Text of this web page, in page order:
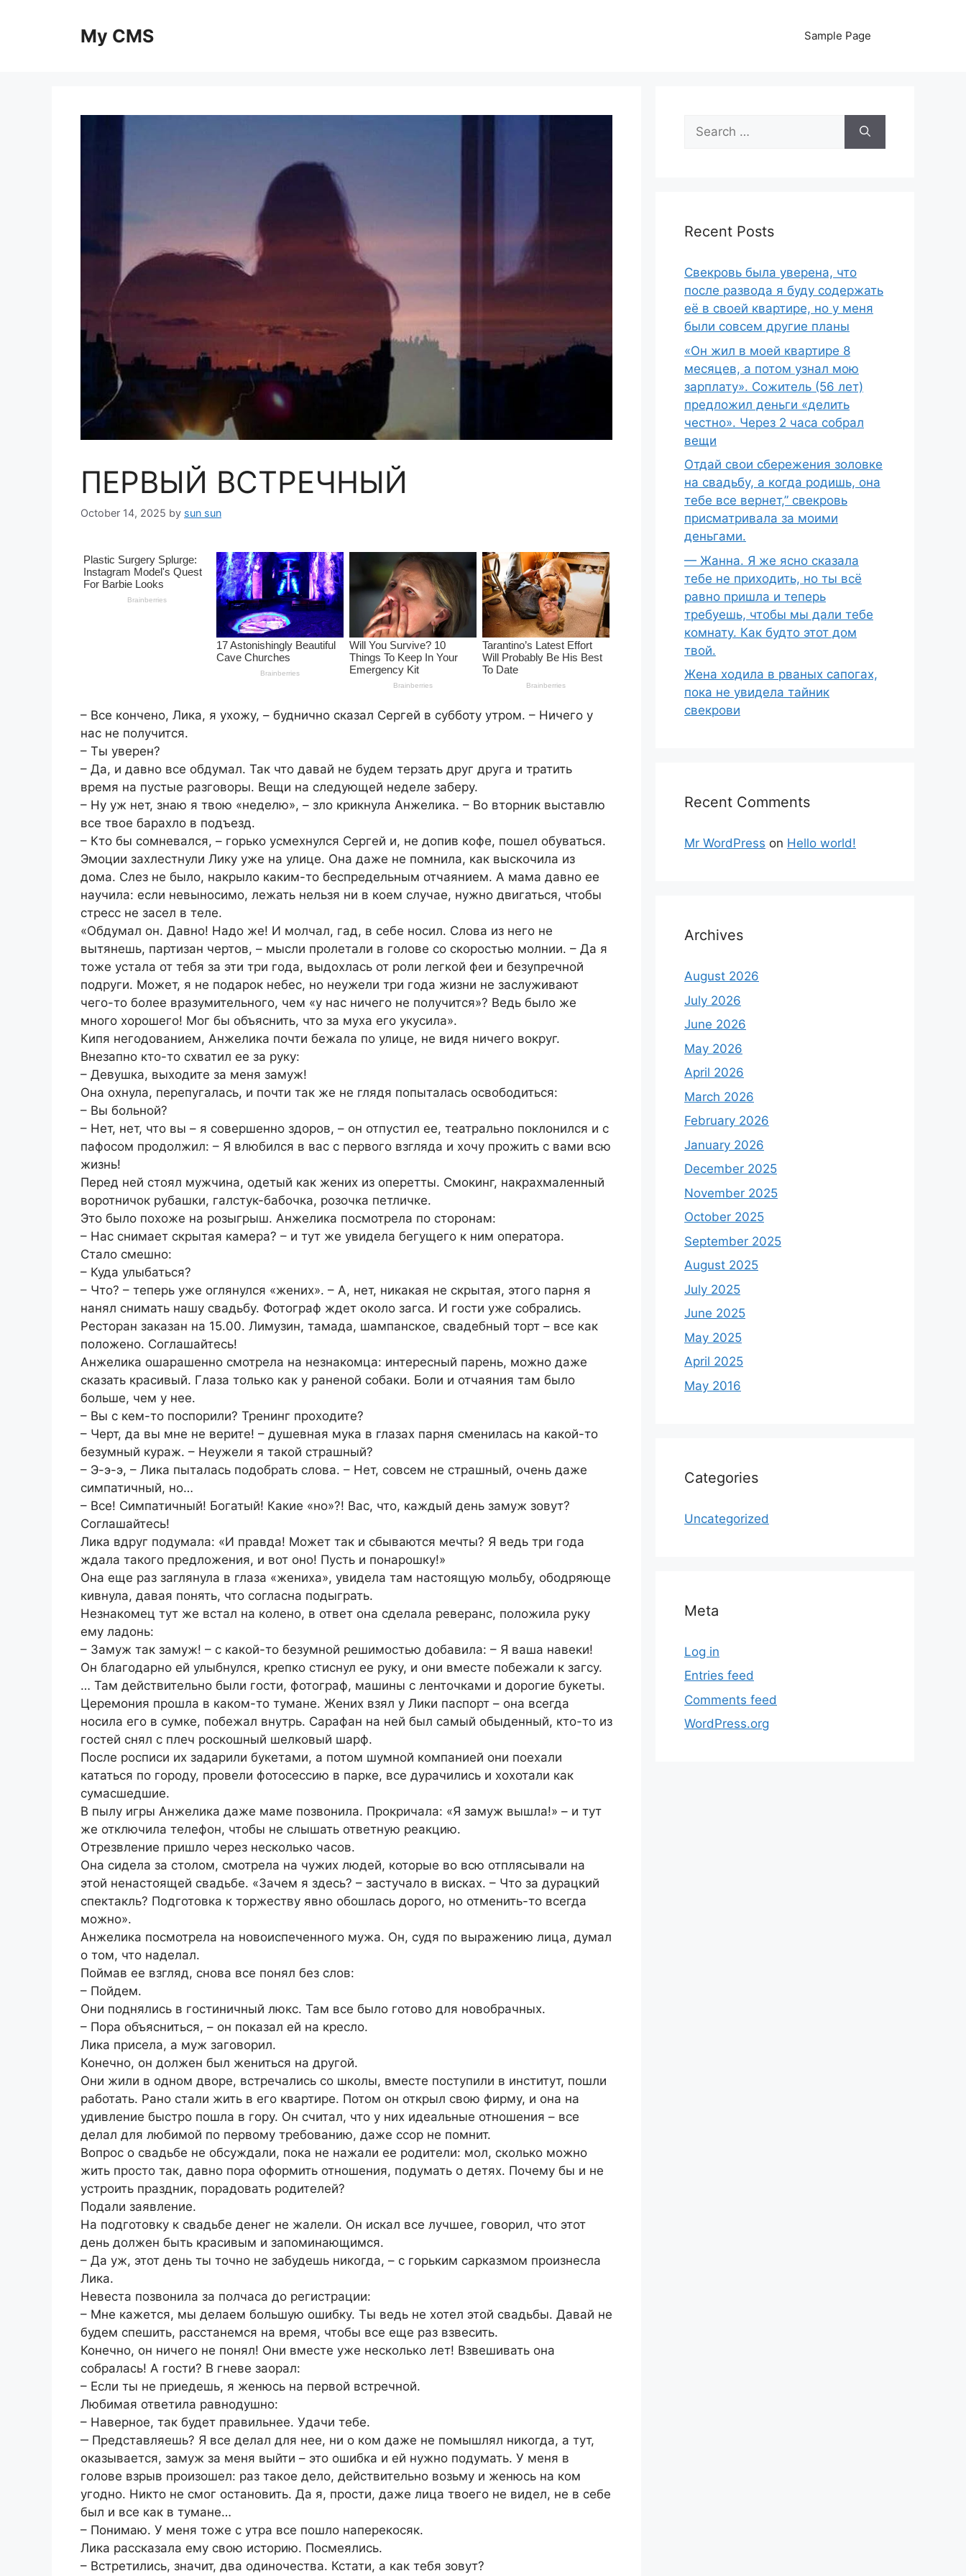
My CMS Sample Page
ПЕРВЫЙ ВСТРЕЧНЫЙ
October 14, 2025 by sun sun
– Все кончено, Лика, я ухожу, – буднично сказал Сергей в субботу утром. – Ничего у
нас не получится.
– Ты уверен?
– Да, и давно все обдумал. Так что давай не будем терзать друг друга и тратить
время на пустые разговоры. Вещи на следующей неделе заберу.
– Ну уж нет, знаю я твою «неделю», – зло крикнула Анжелика. – Во вторник выставлю
все твое барахло в подъезд.
– Кто бы сомневался, – горько усмехнулся Сергей и, не допив кофе, пошел обуваться.
Эмоции захлестнули Лику уже на улице. Она даже не помнила, как выскочила из
дома. Слез не было, накрыло каким-то беспредельным отчаянием. А мама давно ее
научила: если невыносимо, лежать нельзя ни в коем случае, нужно двигаться, чтобы
стресс не засел в теле.
«Обдумал он. Давно! Надо же! И молчал, гад, в себе носил. Слова из него не
вытянешь, партизан чертов, – мысли пролетали в голове со скоростью молнии. – Да я
тоже устала от тебя за эти три года, выдохлась от роли легкой феи и безупречной
подруги. Может, я не подарок небес, но неужели три года жизни не заслуживают
чего-то более вразумительного, чем «у нас ничего не получится»? Ведь было же
много хорошего! Мог бы объяснить, что за муха его укусила».
Кипя негодованием, Анжелика почти бежала по улице, не видя ничего вокруг.
Внезапно кто-то схватил ее за руку:
– Девушка, выходите за меня замуж!
Она охнула, перепугалась, и почти так же не глядя попыталась освободиться:
– Вы больной?
– Нет, нет, что вы – я совершенно здоров, – он отпустил ее, театрально поклонился и с
пафосом продолжил: – Я влюбился в вас с первого взгляда и хочу прожить с вами всю
жизнь!
Перед ней стоял мужчина, одетый как жених из оперетты. Смокинг, накрахмаленный
воротничок рубашки, галстук-бабочка, розочка петличке.
Это было похоже на розыгрыш. Анжелика посмотрела по сторонам:
– Нас снимает скрытая камера? – и тут же увидела бегущего к ним оператора.
Стало смешно:
– Куда улыбаться?
– Что? – теперь уже оглянулся «жених». – А, нет, никакая не скрытая, этого парня я
нанял снимать нашу свадьбу. Фотограф ждет около загса. И гости уже собрались.
Ресторан заказан на 15.00. Лимузин, тамада, шампанское, свадебный торт – все как
положено. Соглашайтесь!
Анжелика ошарашенно смотрела на незнакомца: интересный парень, можно даже
сказать красивый. Глаза только как у раненой собаки. Боли и отчаяния там было
больше, чем у нее.
– Вы с кем-то поспорили? Тренинг проходите?
– Черт, да вы мне не верите! – душевная мука в глазах парня сменилась на какой-то
безумный кураж. – Неужели я такой страшный?
– Э-э-э, – Лика пыталась подобрать слова. – Нет, совсем не страшный, очень даже
симпатичный, но…
– Все! Симпатичный! Богатый! Какие «но»?! Вас, что, каждый день замуж зовут?
Соглашайтесь!
Лика вдруг подумала: «И правда! Может так и сбываются мечты? Я ведь три года
ждала такого предложения, и вот оно! Пусть и понарошку!»
Она еще раз заглянула в глаза «жениха», увидела там настоящую мольбу, ободряюще
кивнула, давая понять, что согласна подыграть.
Незнакомец тут же встал на колено, в ответ она сделала реверанс, положила руку
ему ладонь:
– Замуж так замуж! – с какой-то безумной решимостью добавила: – Я ваша навеки!
Он благодарно ей улыбнулся, крепко стиснул ее руку, и они вместе побежали к загсу.
… Там действительно были гости, фотограф, машины с ленточками и дорогие букеты.
Церемония прошла в каком-то тумане. Жених взял у Лики паспорт – она всегда
носила его в сумке, побежал внутрь. Сарафан на ней был самый обыденный, кто-то из
гостей снял с плеч роскошный шелковый шарф.
После росписи их задарили букетами, а потом шумной компанией они поехали
кататься по городу, провели фотосессию в парке, все дурачились и хохотали как
сумасшедшие.
В пылу игры Анжелика даже маме позвонила. Прокричала: «Я замуж вышла!» – и тут
же отключила телефон, чтобы не слышать ответную реакцию.
Отрезвление пришло через несколько часов.
Она сидела за столом, смотрела на чужих людей, которые во всю отплясывали на
этой ненастоящей свадьбе. «Зачем я здесь? – застучало в висках. – Что за дурацкий
спектакль? Подготовка к торжеству явно обошлась дорого, но отменить-то всегда
можно».
Анжелика посмотрела на новоиспеченного мужа. Он, судя по выражению лица, думал
о том, что наделал.
Поймав ее взгляд, снова все понял без слов:
– Пойдем.
Они поднялись в гостиничный люкс. Там все было готово для новобрачных.
– Пора объясниться, – он показал ей на кресло.
Лика присела, а муж заговорил.
Конечно, он должен был жениться на другой.
Они жили в одном дворе, встречались со школы, вместе поступили в институт, пошли
работать. Рано стали жить в его квартире. Потом он открыл свою фирму, и она на
удивление быстро пошла в гору. Он считал, что у них идеальные отношения – все
делал для любимой по первому требованию, даже ссор не помнит.
Вопрос о свадьбе не обсуждали, пока не нажали ее родители: мол, сколько можно
жить просто так, давно пора оформить отношения, подумать о детях. Почему бы и не
устроить праздник, порадовать родителей?
Подали заявление.
На подготовку к свадьбе денег не жалели. Он искал все лучшее, говорил, что этот
день должен быть красивым и запоминающимся.
– Да уж, этот день ты точно не забудешь никогда, – с горьким сарказмом произнесла
Лика.
Невеста позвонила за полчаса до регистрации:
– Мне кажется, мы делаем большую ошибку. Ты ведь не хотел этой свадьбы. Давай не
будем спешить, расстанемся на время, чтобы все еще раз взвесить.
Конечно, он ничего не понял! Они вместе уже несколько лет! Взвешивать она
собралась! А гости? В гневе заорал:
– Если ты не приедешь, я женюсь на первой встречной.
Любимая ответила равнодушно:
– Наверное, так будет правильнее. Удачи тебе.
‒ Представляешь? Я все делал для нее, ни о ком даже не помышлял никогда, а тут,
оказывается, замуж за меня выйти – это ошибка и ей нужно подумать. У меня в
голове взрыв произошел: раз такое дело, действительно возьму и женюсь на ком
угодно. Никто не смог остановить. Да я, прости, даже лица твоего не видел, не в себе
был и все как в тумане…
– Понимаю. У меня тоже с утра все пошло наперекосяк.
Лика рассказала ему свою историю. Посмеялись.
– Встретились, значит, два одиночества. Кстати, а как тебя зовут?
Search
for:
Recent Posts
Свекровь была уверена, что
после развода я буду содержать
её в своей квартире, но у меня
были совсем другие планы
«Он жил в моей квартире 8
месяцев, а потом узнал мою
зарплату». Сожитель (56 лет)
предложил деньги «делить
честно». Через 2 часа собрал
вещи
Отдай свои сбережения золовке
на свадьбу, а когда родишь, она
тебе все вернет,” свекровь
присматривала за моими
деньгами.
— Жанна. Я же ясно сказала
тебе не приходить, но ты всё
равно пришла и теперь
требуешь, чтобы мы дали тебе
комнату. Как будто этот дом
твой.
Жена ходила в рваных сапогах,
пока не увидела тайник
свекрови
Recent Comments
Mr WordPress on Hello world!
Archives
August 2026
July 2026
June 2026
May 2026
April 2026
March 2026
February 2026
January 2026
December 2025
November 2025
October 2025
September 2025
August 2025
July 2025
June 2025
May 2025
April 2025
May 2016
Categories
Uncategorized
Meta
Log in
Entries feed
Comments feed
WordPress.org